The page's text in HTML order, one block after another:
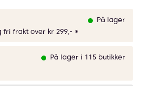
På lager
fri frakt over kr 299,- *
På lager i 115 butikker